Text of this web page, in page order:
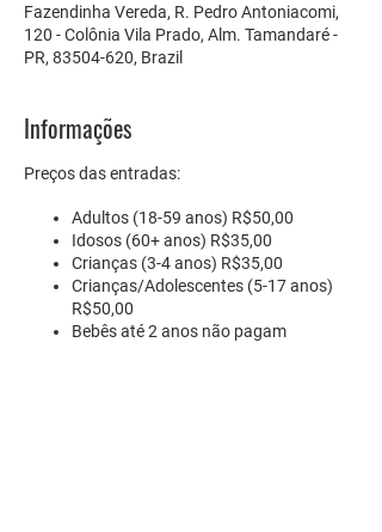
Fazendinha Vereda, R. Pedro Antoniacomi,
120 - Colônia Vila Prado, Alm. Tamandaré -
PR, 83504-620, Brazil
Informações
Preços das entradas:
Adultos (18-59 anos) R$50,00
Idosos (60+ anos) R$35,00
Crianças (3-4 anos) R$35,00
Crianças/Adolescentes (5-17 anos)
R$50,00
Bebêsaté 2 anos não pagam